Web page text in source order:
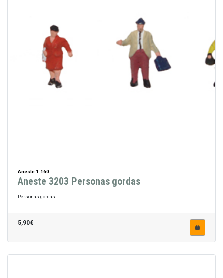
Aneste 1:160
Aneste 3203 Personas gordas
Personas gordas
5,90€